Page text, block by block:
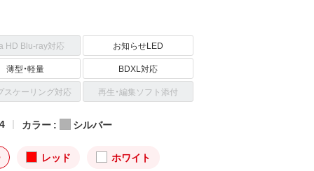
HD Blu-ray対応
お知らせLED
薄型・軽量
BDXL対応
スケーリング対応
再生・編集ソフト添付
カラー : シルバー
レッド ホワイト